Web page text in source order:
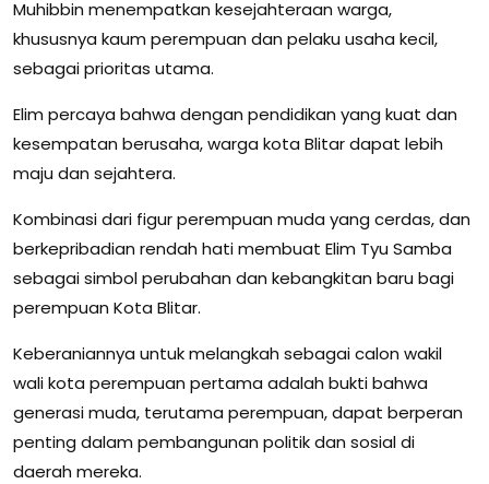
Muhibbin menempatkan kesejahteraan warga,
khususnya kaum perempuan dan pelaku usaha kecil,
sebagai prioritas utama.
Elim percaya bahwa dengan pendidikan yang kuat dan
kesempatan berusaha, warga kota Blitar dapat lebih
maju dan sejahtera.
Kombinasi dari figur perempuan muda yang cerdas, dan
berkepribadian rendah hati membuat Elim Tyu Samba
sebagai simbol perubahan dan kebangkitan baru bagi
perempuan Kota Blitar.
Keberaniannya untuk melangkah sebagai calon wakil
wali kota perempuan pertama adalah bukti bahwa
generasi muda, terutama perempuan, dapat berperan
penting dalam pembangunan politik dan sosial di
daerah mereka.